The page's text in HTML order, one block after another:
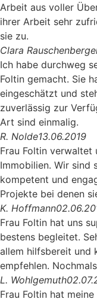
Arbeit aus voller
ihrer Arbeit sehr
sie zu.
Clara
Ich habe durchweg
Foltin gemacht. Sie
eingeschätzt und
zuverlässig zur
Art sind einmalig.
R. Nolde13.06.2019
Frau Foltin verwaltet
Immobilien. Wir sind
kompetent und
Projekte bei denen
K. Hoffmann
Frau Foltin hat uns
bestens begleitet.
allem hilfsbereit und
empfehlen.
L. Wohlgemuth
Frau Foltin hat